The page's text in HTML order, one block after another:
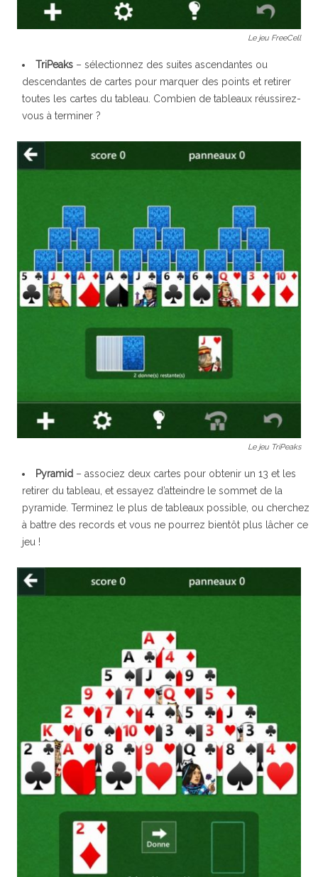
Le jeu FreeCell
TriPeaks – sélectionnez des suites ascendantes ou
descendantes de cartes pour marquer des points et retirer
toutes les cartes du tableau. Combien de tableaux réussirez-
vous à terminer ?
Le jeu TriPeaks
Pyramid – associez deux cartes pour obtenir un 13 et les
retirer du tableau, et essayez d’atteindre le sommet de la
pyramide. Terminez le plus de tableaux possible, ou cherchez
à battre des records et vous ne pourrez bientôt plus lâcher ce
jeu !